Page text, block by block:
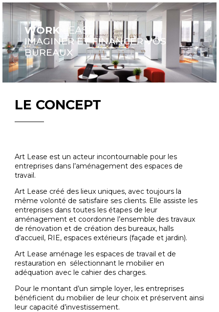
WORK LEASE
IMAGINER ET FINANCER VOS
BUREAUX
LE CONCEPT
Art Lease est un acteur incontournable pour les
entreprises dans l’aménagement des espaces de
travail.
Art Lease créé des lieux uniques, avec toujours la
même volonté de satisfaire ses clients. Elle assiste les
entreprises dans toutes les étapes de leur
aménagement et coordonne l’ensemble des travaux
de rénovation et de création des bureaux, halls
d’accueil, RIE, espaces extérieurs (façade et jardin).
Art Lease aménage les espaces de travail et de
restauration en sélectionnant le mobilier en
adéquation avec le cahier des charges.
Pour le montant d’un simple loyer, les entreprises
bénéficient du mobilier de leur choix et préservent ainsi
leur capacité d’investissement.